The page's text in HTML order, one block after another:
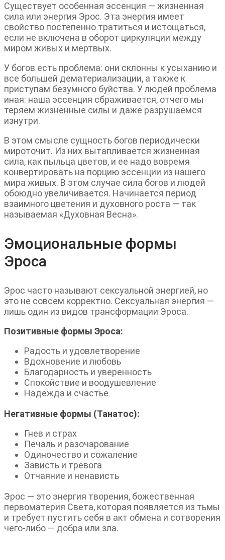
Существует особенная эссенция — жизненная
сила или энергия Эрос. Эта энергия имеет
свойство постепенно тратиться и истощаться,
если не включена в оборот циркуляции между
миром живых и мертвых.
У богов есть проблема: они склонны к усыханию и
все большей дематериализации, а также к
приступам безумного буйства. У людей проблема
иная: наша эссенция сбраживается, отчего мы
теряем жизненные силы и даже разрушаемся
изнутри.
В этом смысле сущность богов периодически
мироточит. Из них вытапливается жизненная
сила, как пыльца цветов, и ее надо вовремя
конвертировать на порцию эссенции из нашего
мира живых. В этом случае сила богов и людей
обоюдно увеличивается. Начинается период
взаимного цветения и духовного роста — так
называемая «Духовная Весна».
Эмоциональные формы
Эроса
Эрос часто называют сексуальной энергией, но
это не совсем корректно. Сексуальная энергия —
лишь один из видов трансформации Эроса.
Позитивные формы Эроса:
Радость и удовлетворение
Вдохновение и любовь
Благодарность и уверенность
Спокойствие и воодушевление
Надежда и счастье
Негативные формы (Танатос):
Гнев и страх
Печаль и разочарование
Одиночество и сожаление
Зависть и тревога
Отчаяние и ненависть
Эрос — это энергия творения, божественная
первоматерия Света, которая появляется из тьмы
и требует пустить себя в акт обмена и сотворения
чего-либо — добра или зла.